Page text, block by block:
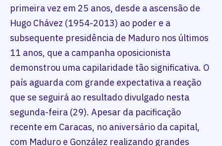
primeira vez em 25 anos, desde a ascensão de
Hugo Chávez (1954-2013) ao poder e a
subsequente presidência de Maduro nos últimos
11 anos, que a campanha oposicionista
demonstrou uma capilaridade tão significativa. O
país aguarda com grande expectativa a reação
que se seguirá ao resultado divulgado nesta
segunda-feira (29). Apesar da pacificação
recente em Caracas, no aniversário da capital,
com Maduro e González realizando grandes